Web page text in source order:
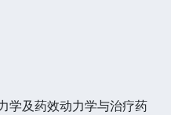
学及药效动力学与治疗药